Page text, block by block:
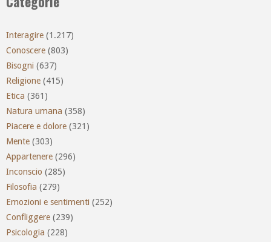
Interagire (1.217)
Conoscere (803)
Bisogni (637)
Religione (415)
Etica (361)
Natura umana (358)
Piacere e dolore (321)
Mente (303)
Appartenere (296)
Inconscio (285)
Filosofia (279)
Emozioni e sentimenti (252)
Confliggere (239)
Psicologia (228)